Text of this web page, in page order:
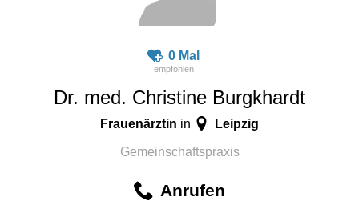
0 Mal
Dr. med. Christine Burgkhardt
Frauenärztin in Leipzig
Gemeinschaftspraxis
Anrufen